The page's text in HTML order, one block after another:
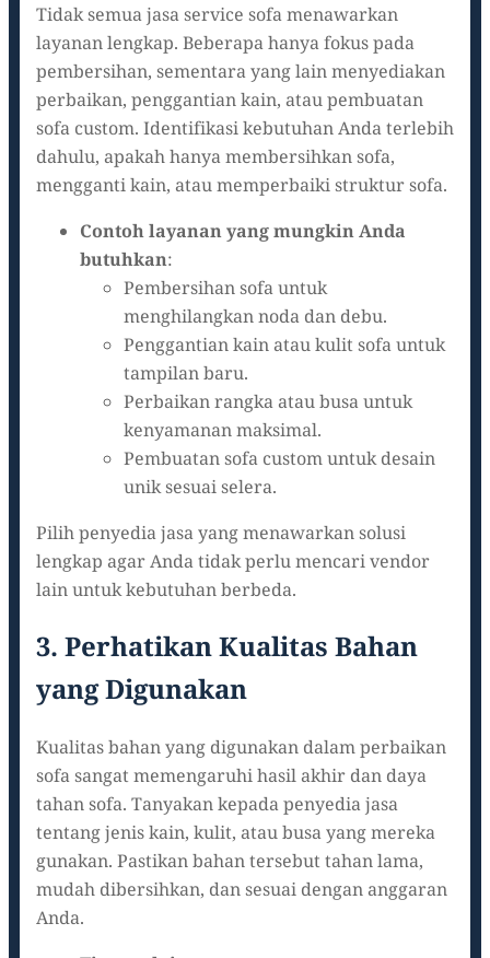
Tidak semua jasa service sofa menawarkan
layanan lengkap. Beberapa hanya fokus pada
pembersihan, sementara yang lain menyediakan
perbaikan, penggantian kain, atau pembuatan
sofa custom. Identifikasi kebutuhan Anda terlebih
dahulu, apakah hanya membersihkan sofa,
mengganti kain, atau memperbaiki struktur sofa.
Contoh layanan yang mungkin Anda
butuhkan:
Pembersihan sofa untuk
menghilangkan noda dan debu.
Penggantian kain atau kulit sofa untuk
tampilan baru.
Perbaikan rangka atau busa untuk
kenyamanan maksimal.
Pembuatan sofa custom untuk desain
unik sesuai selera.
Pilih penyedia jasa yang menawarkan solusi
lengkap agar Anda tidak perlu mencari vendor
lain untuk kebutuhan berbeda.
3. Perhatikan Kualitas Bahan
yang Digunakan
Kualitas bahan yang digunakan dalam perbaikan
sofa sangat memengaruhi hasil akhir dan daya
tahan sofa. Tanyakan kepada penyedia jasa
tentang jenis kain, kulit, atau busa yang mereka
gunakan. Pastikan bahan tersebut tahan lama,
mudah dibersihkan, dan sesuai dengan anggaran
Anda.